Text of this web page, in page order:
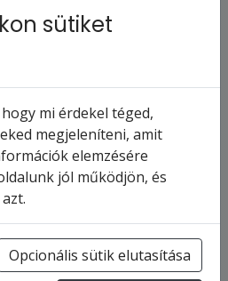
- Olaszország,
Spanyolország,
Olaszország
tól2026.11.11-ig
sütiket
mi érdekel téged,
megjeleníteni, amit
elemzésére
jól működjön, és
Opcionális sütik elutasítása